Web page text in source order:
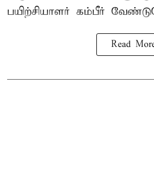
பயிற்சியாளர் கம்பீர்
Read